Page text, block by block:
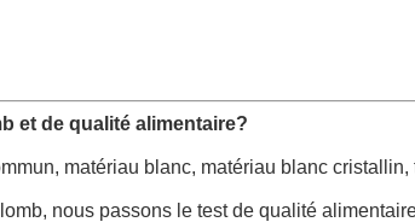
et de qualité alimentaire?
matériau blanc, matériau blanc cristallin,
nous passons le test de qualité